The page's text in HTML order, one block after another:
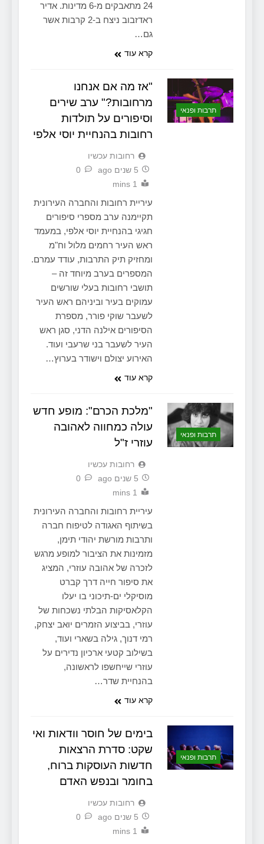
24 מתאבקים מ-6 מדינות. אדיר
ראדזבוב ניצח ב-2 קרבות אשר
גם…
קרא עוד
תרבות ופנאי
"אז מה אם אנחנו
מרחובות?" ערב שירים
וסיפורים על תולדות
רחובות בהנחיית יוסי אלפי
‫רחובות עכשיו
5 שנים ago
0
1 mins
עיריית רחובות והחברה העירונית
תקיימנה ערב מספרי סיפורים
חגיגי בהנחיית יוסי אלפי, במעמד
ראש העיר רחמים מלול וח"מ
ומחזיק תיק התרבות, עודד עמרם.
המספרים בערב מיוחד זה –
תושבי רחובות בעלי שורשים
עמוקים בעיר וביניהם ראש העיר
לשעבר שוקי פורר, מספרת
הסיפורים אילנה הדני, סגן ראש
העיר לשעבר בני שרעבי ועוד.
האירוע יצולם וישודר בערוץ…
קרא עוד
תרבות ופנאי
"מלכת הכרם": מופע חדש
עולה כמחווה לאהובה
עוזרי ז"ל
‫רחובות עכשיו
5 שנים ago
0
1 mins
עיריית רחובות והחברה העירונית
בשיתוף האגודה לטיפוח חברה
ותרבות מורשת יהודי תימן,
מזמינות את הציבור למופע מרגש
לזכרה של אהובה עוזרי, המציג
את סיפור חייה דרך קברט
מוסיקלי ים-תיכוני בו יעלו
הקלאסיקות הבלתי נשכחות של
עוזרי, בביצוע הזמרים יואב יצחק,
רמי דנוך, גילה בשארי ועוד,
בשילוב קטעי ארכיון נדירים על
עוזרי שייחשפו לראשונה,
בהנחיית שדר…
קרא עוד
תרבות ופנאי
בימים של חוסר וודאות ואי
שקט: סדרת הרצאות
חדשות העוסקות ברוח,
בחומר ובנפש האדם
‫רחובות עכשיו
5 שנים ago
0
1 mins